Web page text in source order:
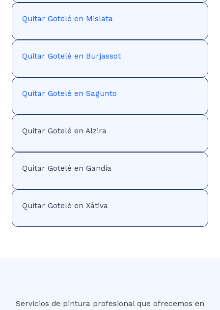
Quitar Gotelé en Mislata
Quitar Gotelé en Burjassot
Quitar Gotelé en Sagunto
Quitar Gotelé en Alzira
Quitar Gotelé en Gandía
Quitar Gotelé en Xátiva
Servicios de pintura profesional que ofrecemos en